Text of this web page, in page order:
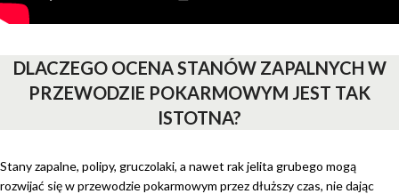
DLACZEGO OCENA STANÓW ZAPALNYCH W
PRZEWODZIE POKARMOWYM JEST TAK
ISTOTNA?
Stany zapalne, polipy, gruczolaki, a nawet rak jelita grubego mogą
rozwijać się w przewodzie pokarmowym przez dłuższy czas, nie dając